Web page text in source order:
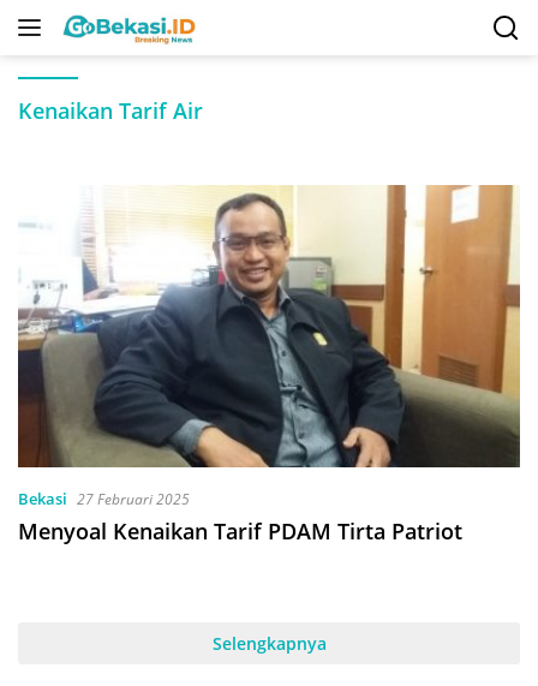
Langsung
Kenaikan Tarif Air
Bekasi 27 Februari 2025
Menyoal Kenaikan Tarif PDAM Tirta Patriot
Selengkapnya